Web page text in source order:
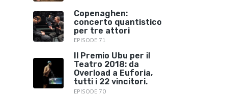
Copenaghen:
concerto quantistico
per tre attori
EPISODE 71
Il Premio Ubu per il
Teatro 2018: da
Overload a Euforia,
tutti i 22 vincitori.
EPISODE 70